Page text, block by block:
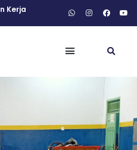
Kerja